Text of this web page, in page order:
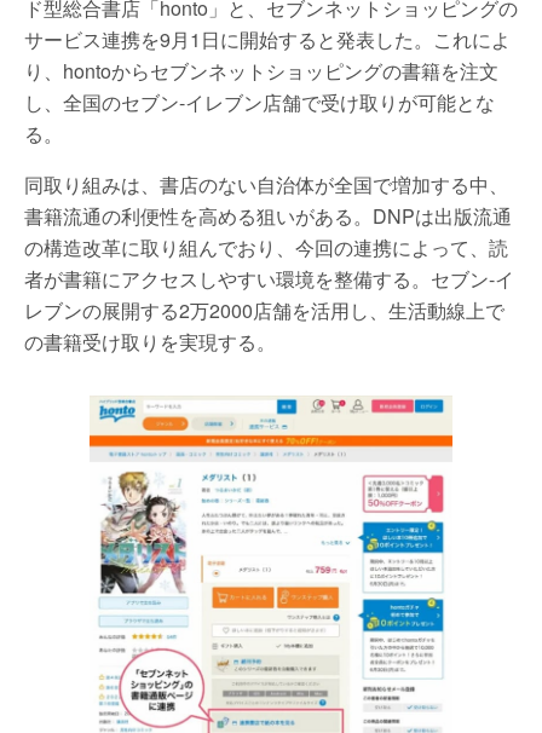
ド型総合書店「honto」と、セブンネットショッピングの
サービス連携を9月1日に開始すると発表した。これによ
り、hontoからセブンネットショッピングの書籍を注文
し、全国のセブン-イレブン店舗で受け取りが可能とな
る。
同取り組みは、書店のない自治体が全国で増加する中、
書籍流通の利便性を高める狙いがある。DNPは出版流通
の構造改革に取り組んでおり、今回の連携によって、読
者が書籍にアクセスしやすい環境を整備する。セブン-イ
レブンの展開する2万2000店舗を活用し、生活動線上で
の書籍受け取りを実現する。